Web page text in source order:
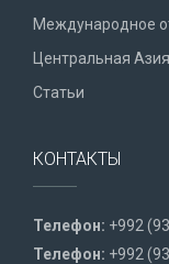
Международное
Центральная Азия
Статьи
КОНТАКТЫ
Телефон: +992
Телефон: +992